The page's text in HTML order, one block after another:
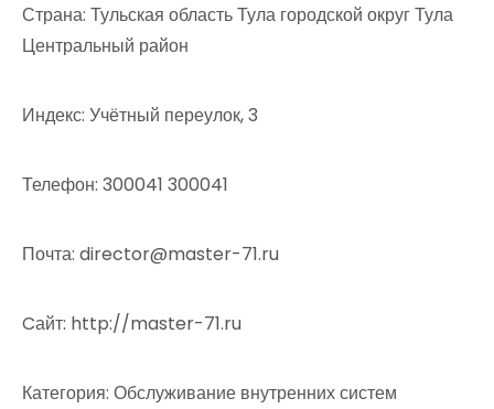
Страна: Тульская область Тула городской округ Тула
Центральный район
Индекс: Учётный переулок, 3
Телефон: 300041 300041
Почта: director@master-71.ru
Cайт: http://master-71.ru
Категория: Обслуживание внутренних систем